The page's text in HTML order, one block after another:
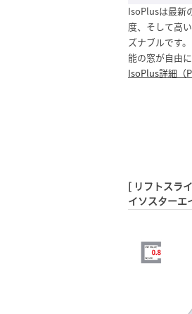
IsoPlusは最新
度、そして高
ズナブルです
能の窓が自由
IsoPlus詳細（
[ リフトスラ
イソスターエ